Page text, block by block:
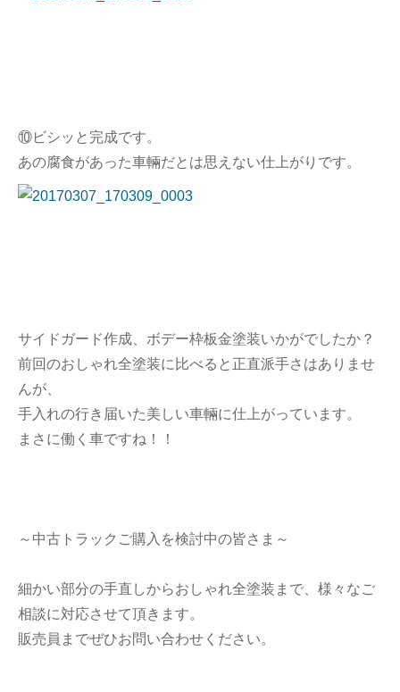
⑩ビシッと完成です。
あの腐食があった車輛だとは思えない仕上がりです。
サイドガード作成、ボデー枠板金塗装いかがでしたか？
前回のおしゃれ全塗装に比べると正直派手さはありませ
んが、
手入れの行き届いた美しい車輛に仕上がっています。
まさに働く車ですね！！
～中古トラックご購入を検討中の皆さま～
細かい部分の手直しからおしゃれ全塗装まで、様々なご
相談に対応させて頂きます。
販売員までぜひお問い合わせください。